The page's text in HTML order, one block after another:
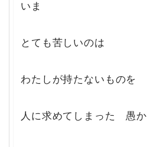
いま
とても苦しいのは
わたしが持たないものを
人に求めてしまった 愚